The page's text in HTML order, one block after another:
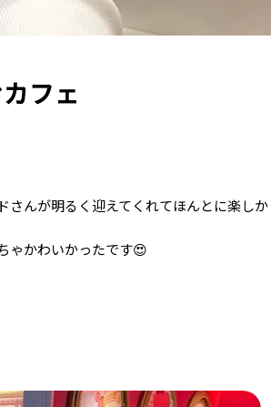
フェ
んが明るく迎えてくれてほんとに楽し
ゃかわいかったです😍